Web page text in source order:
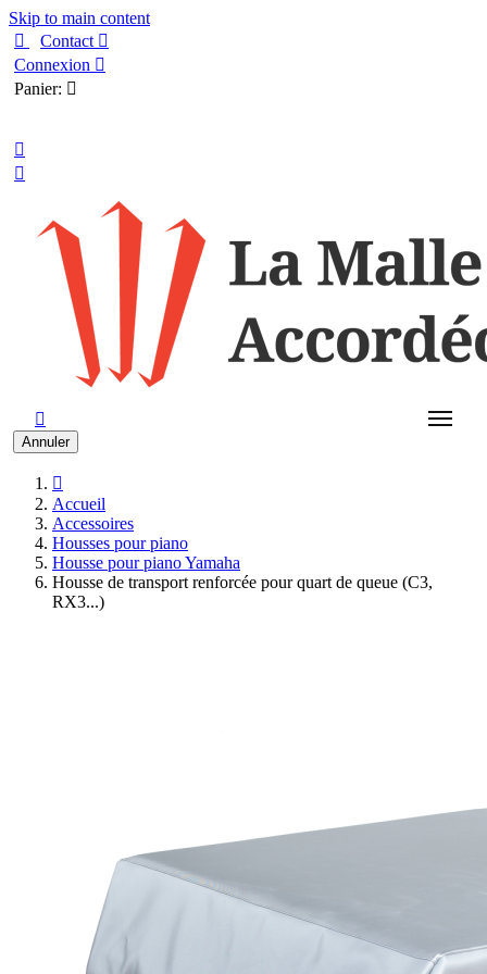
Skip to main content

Contact 
Connexion 
Panier: 



Annuler

Accueil
Accessoires
Housses pour piano
Housse pour piano Yamaha
Housse de transport renforcée pour quart de queue (C3,
RX3...)